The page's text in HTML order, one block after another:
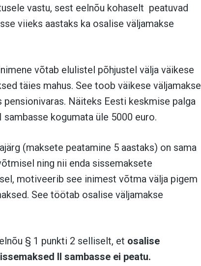
vastu, sest eelnõu kohaselt peatuvad
viieks aastaks ka osalise väljamakse
võtab elulistel põhjustel välja väikese
täies mahus. See toob väikese väljamakse
Näiteks Eesti keskmise palga
sambasse kogumata üle 5000 euro.
(maksete peatamine 5 aastaks) on sama
ning nii enda sissemaksete
motiveerib see inimest võtma välja pigem
See töötab osalise väljamakse
§ 1 punkti 2 selliselt, et osalise
II sambasse ei peatu.